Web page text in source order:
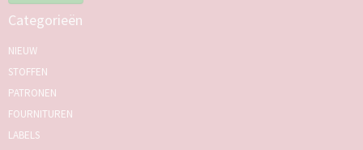
Categorieën
NIEUW
STOFFEN
PATRONEN
FOURNITUREN
LABELS